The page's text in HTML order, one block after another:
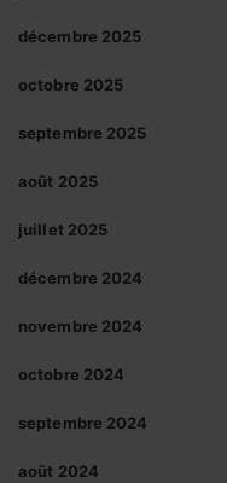
décembre 2025
octobre 2025
septembre 2025
août 2025
juillet 2025
décembre 2024
novembre 2024
octobre 2024
septembre 2024
août 2024